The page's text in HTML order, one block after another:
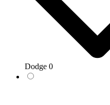
Dodge 0